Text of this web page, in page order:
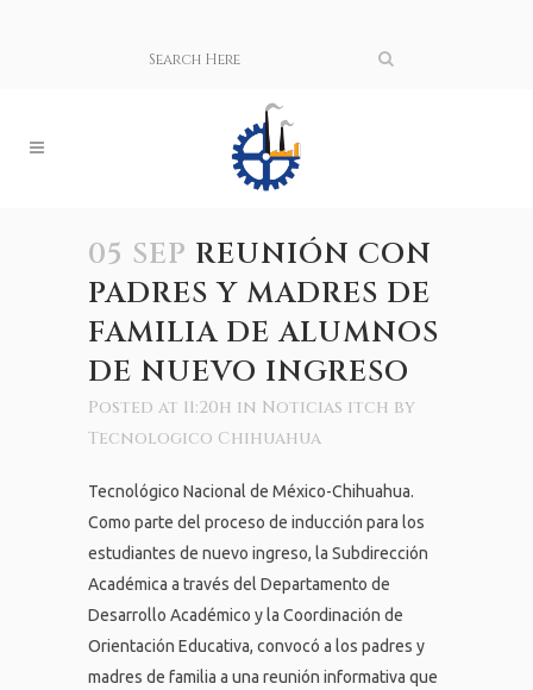
05 SEP REUNIÓN CON
PADRES Y MADRES DE
FAMILIA DE ALUMNOS
DE NUEVO INGRESO
Posted at 11:20h in Noticias itch by
Tecnologico Chihuahua
Tecnológico Nacional de México-Chihuahua.
Como parte del proceso de inducción para los
estudiantes de nuevo ingreso, la Subdirección
Académica a través del Departamento de
Desarrollo Académico y la Coordinación de
Orientación Educativa, convocó a los padres y
madres de familia a una reunión informativa que